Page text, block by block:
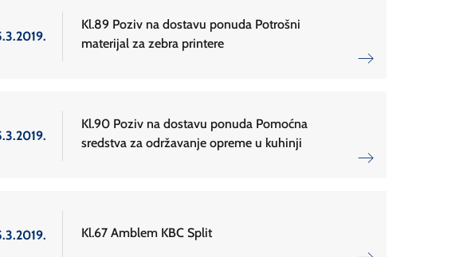
Kl.89 Poziv na dostavu ponuda Potrošni
materijal za zebra printere
Kl.90 Poziv na dostavu ponuda Pomoćna
sredstva za održavanje opreme u kuhinji
Kl.67 Amblem KBC Split